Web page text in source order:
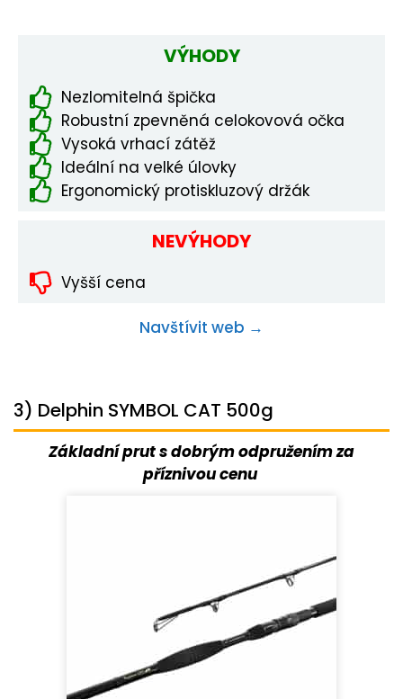
VÝHODY
Nezlomitelná špička
Robustní zpevněná celokovová očka
Vysoká vrhací zátěž
Ideální na velké úlovky
Ergonomický protiskluzový držák
NEVÝHODY
Vyšší cena
Navštívit web →
3) Delphin SYMBOL CAT 500g
Základní prut s dobrým odpružením za
příznivou cenu